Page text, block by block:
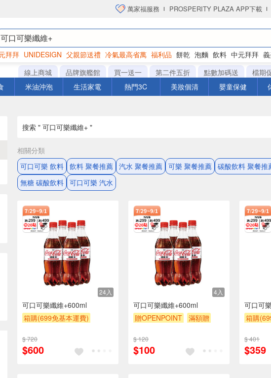
萬家福服務 PROSPERITY PLAZA APP下載
拜拜 UNIDESIGN 父親節送禮 冷氣最高省萬 福利品 餅乾 泡麵 飲料 中元拜拜
罐頭 海苔 洋芋片
線上商城 品牌旗艦館 買一送一 第二件五折 點數加碼送
檔期
米油沖泡 生活家電 熱門3C 美妝個清 嬰童保健
搜索 " 可口可樂纖維+ "
相關分類
可口可樂 飲料 飲料 聚餐推薦 汽水 聚餐推薦 可樂 聚餐推薦 碳酸飲料 聚餐推
無糖 碳酸飲料 可口可樂 汽水
24入
可口可樂纖維+600ml
箱購(699免基本運費)
贈$200
$ 720
$600
4入
可口可樂纖維+600ml
贈OPENPOINT
滿額贈
$ 120
$100
可口可
箱購
贈$200
$ 401
$359